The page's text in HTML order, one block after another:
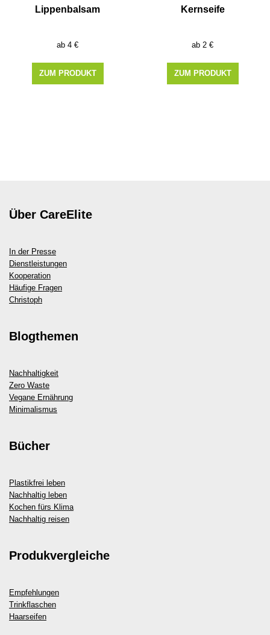
Lippenbalsam
4 €
ZUM PRODUKT
Kernseife
2 €
ZUM PRODUKT
Über CareElite
In der Presse
Dienstleistungen
Kooperation
Häufige Fragen
Christoph
Blogthemen
Nachhaltigkeit
Zero Waste
Vegane Ernährung
Minimalismus
Bücher
Plastikfrei leben
Nachhaltig leben
Kochen fürs Klima
Nachhaltig reisen
Produkvergleiche
Empfehlungen
Trinkflaschen
Haarseifen